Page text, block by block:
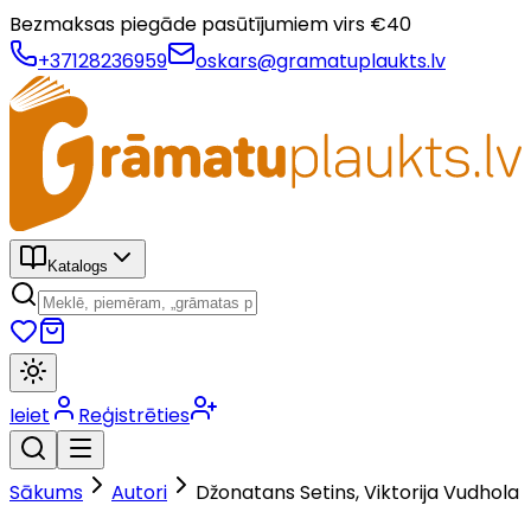
Bezmaksas piegāde pasūtījumiem virs €40
+37128236959
oskars@gramatuplaukts.lv
Katalogs
Ieiet Reģistrēties
Sākums Autori Džonatans Setins, Viktorija Vudhola